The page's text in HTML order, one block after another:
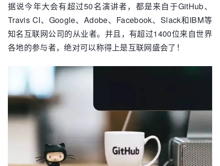
据说今年大会有超过50名演讲者，都是来自于GitHub、
Travis CI、Google、Adobe、Facebook、Slack和IBM等
知名互联网公司的从业者。并且，有超过1400位来自世界
各地的参与者，绝对可以称得上是互联网盛会了！